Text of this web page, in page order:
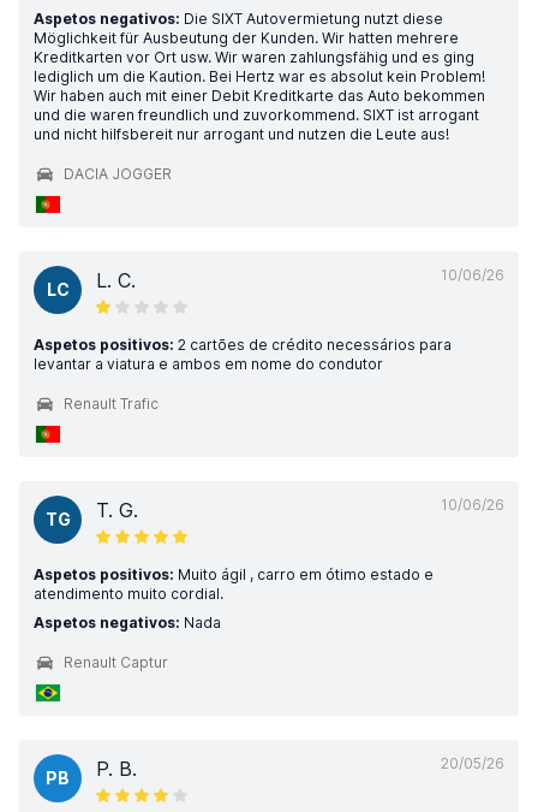
Aspetos negativos: Die SIXT Autovermietung nutzt diese
Möglichkeit für Ausbeutung der Kunden. Wir hatten mehrere
Kreditkarten vor Ort usw. Wir waren zahlungsfähig und es ging
lediglich um die Kaution. Bei Hertz war es absolut kein Problem!
Wir haben auch mit einer Debit Kreditkarte das Auto bekommen
und die waren freundlich und zuvorkommend. SIXT ist arrogant
und nicht hilfsbereit nur arrogant und nutzen die Leute aus!
DACIA JOGGER
10/06/26
LC L. C.
Aspetos positivos: 2 cartões de crédito necessários para
levantar a viatura e ambos em nome do condutor
Renault Trafic
10/06/26
TG T. G.
Aspetos positivos: Muito ágil , carro em ótimo estado e
atendimento muito cordial.
Aspetos negativos: Nada
Renault Captur
20/05/26
PB P. B.